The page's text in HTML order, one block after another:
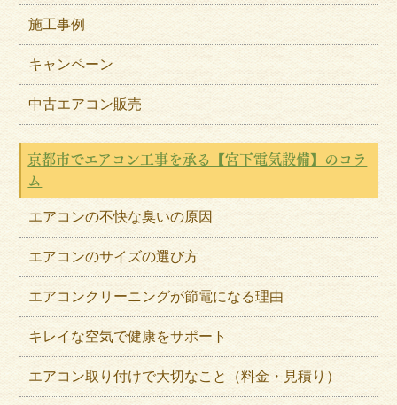
施工事例
キャンペーン
中古エアコン販売
京都市でエアコン工事を承る【宮下電気設備】のコラ
ム
エアコンの不快な臭いの原因
エアコンのサイズの選び方
エアコンクリーニングが節電になる理由
キレイな空気で健康をサポート
エアコン取り付けで大切なこと（料金・見積り）